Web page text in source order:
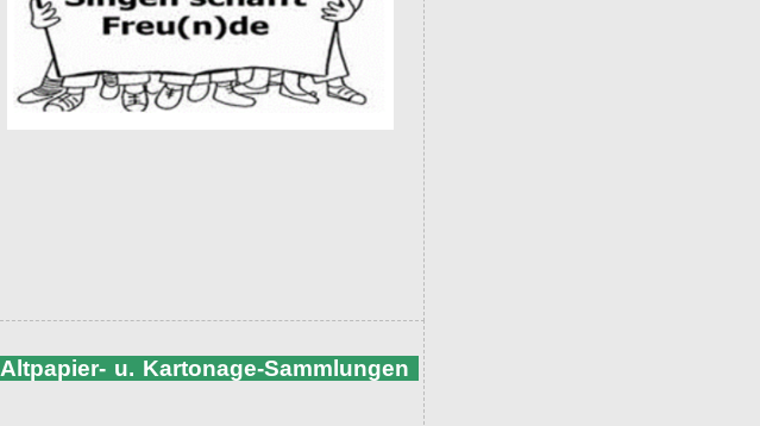
Altpapier- u. Kartonage-Sammlungen